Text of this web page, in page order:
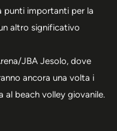
punti importanti per la
altro significativo
JBA Jesolo, dove
ancora una volta i
beach volley giovanile.